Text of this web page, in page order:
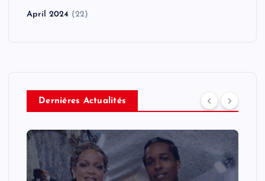
April 2024 (22)
Derniéres Actualités